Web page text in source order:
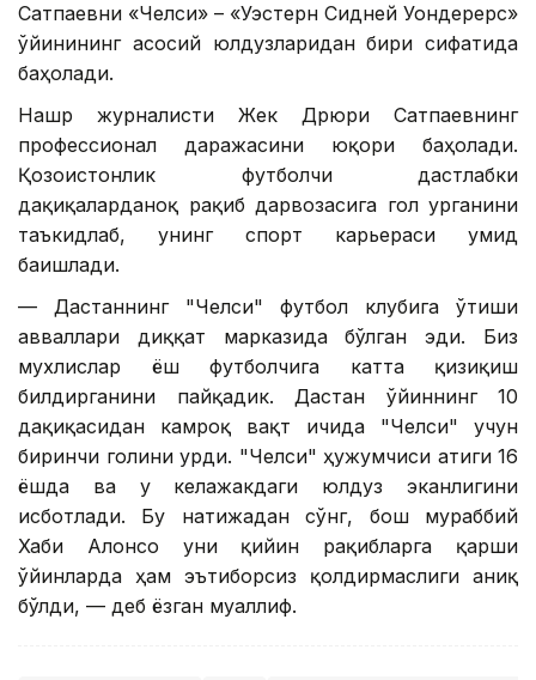
Сатпаевни «Челси» – «Уэстерн Сидней Уондерерс»
ўйинининг асосий юлдузларидан бири сифатида
баҳолади.
Нашр журналисти Жек Дрюри Сатпаевнинг
профессионал даражасини юқори баҳолади.
Қозоғистонлик футболчи дастлабки
дақиқаларданоқ рақиб дарвозасига гол урганини
таъкидлаб, унинг спорт карьераси умид
бағишлади.
— Дастаннинг "Челси" футбол клубига ўтиши
авваллари диққат марказида бўлган эди. Биз
мухлислар ёш футболчига катта қизиқиш
билдирганини пайқадик. Дастан ўйиннинг 10
дақиқасидан камроқ вақт ичида "Челси" учун
биринчи голини урди. "Челси" ҳужумчиси атиги 16
ёшда ва у келажакдаги юлдуз эканлигини
исботлади. Бу натижадан сўнг, бош мураббий
Хаби Алонсо уни қийин рақибларга қарши
ўйинларда ҳам эътиборсиз қолдирмаслиги аниқ
бўлди, — деб ёзган муаллиф.